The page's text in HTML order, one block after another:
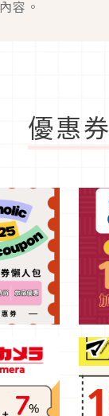
內容。
優惠券